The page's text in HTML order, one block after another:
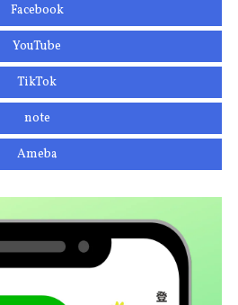
Facebook
YouTube
TikTok
note
Ameba